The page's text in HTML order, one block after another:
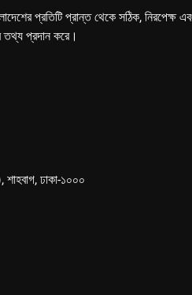
প্রতিটি প্রান্ত থেকে সঠিক, নিরপেক্ষ
তথ্য প্রদান করে।
ঢাকা-১০০০